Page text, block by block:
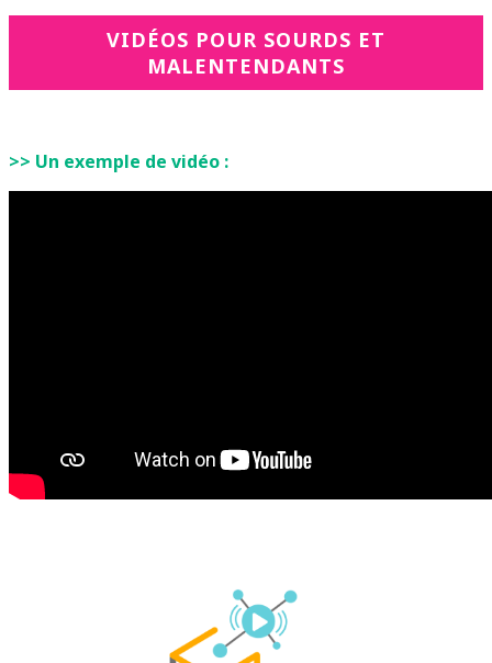
VIDÉOS POUR SOURDS ET
MALENTENDANTS
>> Un exemple de vidéo :